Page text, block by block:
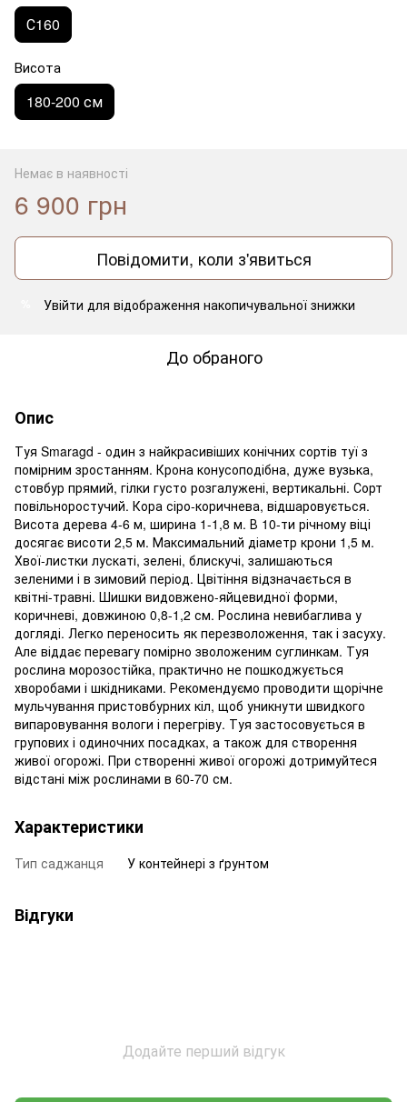
С160
Висота
180-200 см
Немає в наявності
6 900 грн
Повідомити, коли з'явиться
Увійти для відображення накопичувальної знижки
До обраного
Опис
Туя Smaragd - один з найкрасивіших конічних сортів туї з
помірним зростанням. Крона конусоподібна, дуже вузька,
стовбур прямий, гілки густо розгалужені, вертикальні. Сорт
повільноростучий. Кора сіро-коричнева, відшаровується.
Висота дерева 4-6 м, ширина 1-1,8 м. В 10-ти річному віці
досягає висоти 2,5 м. Максимальний діаметр крони 1,5 м.
Хвої-листки лускаті, зелені, блискучі, залишаються
зеленими і в зимовий період. Цвітіння відзначається в
квітні-травні. Шишки видовжено-яйцевидної форми,
коричневі, довжиною 0,8-1,2 см. Рослина невибаглива у
догляді. Легко переносить як перезволоження, так і засуху.
Але віддає перевагу помірно зволоженим суглинкам. Туя
рослина морозостійка, практично не пошкоджується
хворобами і шкідниками. Рекомендуємо проводити щорічне
мульчування пристовбурних кіл, щоб уникнути швидкого
випаровування вологи і перегріву. Туя застосовується в
групових і одиночних посадках, а також для створення
живої огорожі. При створенні живої огорожі дотримуйтеся
відстані між рослинами в 60-70 см.
Характеристики
Тип саджанця У контейнері з ґрунтом
Відгуки
Додайте перший відгук